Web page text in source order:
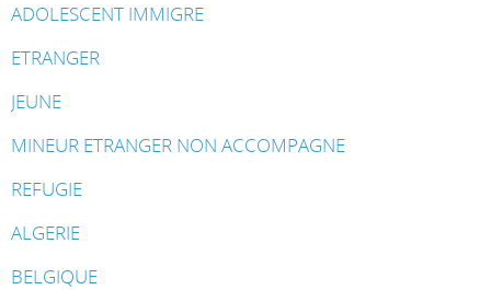
ADOLESCENT IMMIGRE
ETRANGER
JEUNE
MINEUR ETRANGER NON ACCOMPAGNE
REFUGIE
ALGERIE
BELGIQUE